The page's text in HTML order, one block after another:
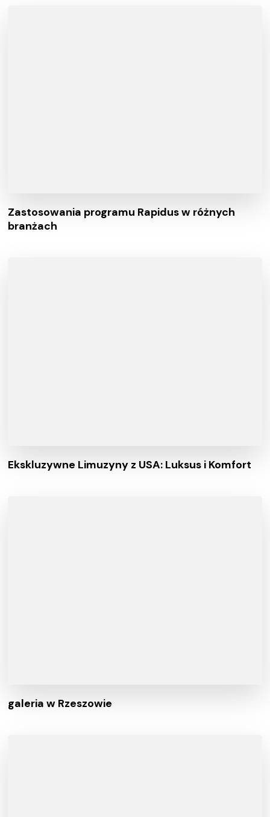
Zastosowania programu Rapidus w różnych
branżach
Ekskluzywne Limuzyny z USA: Luksus i Komfort
galeria w Rzeszowie